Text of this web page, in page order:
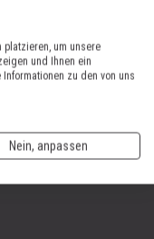
platzieren, um unsere
und Ihnen ein
zu den von uns
Nein, anpassen